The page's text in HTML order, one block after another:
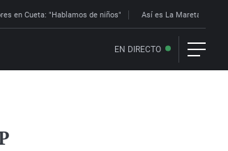
en Cueta: "Hablamos de niños" Así es La Mareta: la
EN DIRECTO